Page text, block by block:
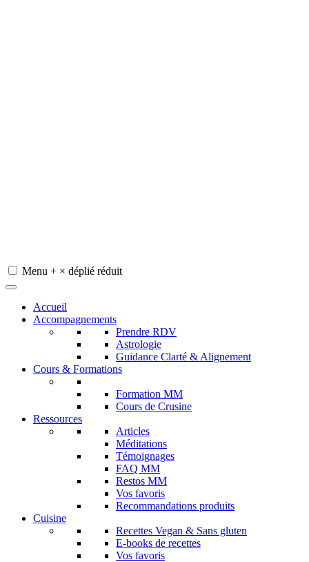
Menu + × déplié réduit
Accueil
Accompagnements
Prendre RDV
Astrologie
Guidance Clarté & Alignement
Cours & Formations
Formation MM
Cours de Crusine
Ressources
Articles
Méditations
Témoignages
FAQ MM
Restos MM
Vos favoris
Recommandations produits
Cuisine
Recettes Vegan & Sans gluten
E-books de recettes
Vos favoris